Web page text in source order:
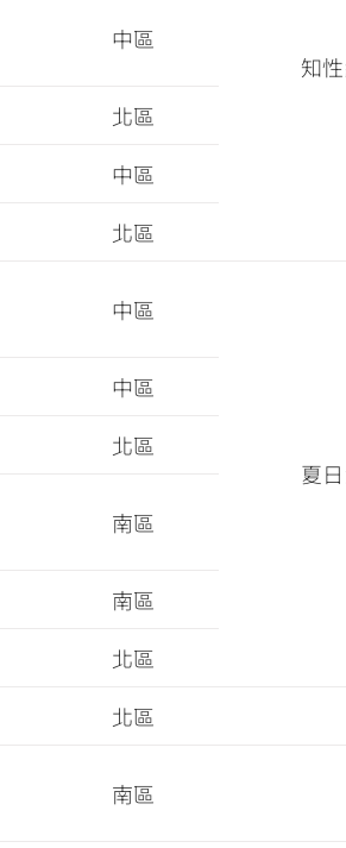
知
中區
北區
中區
北區
中區
夏
中區
北區
南區
南區
北區
北區
南區